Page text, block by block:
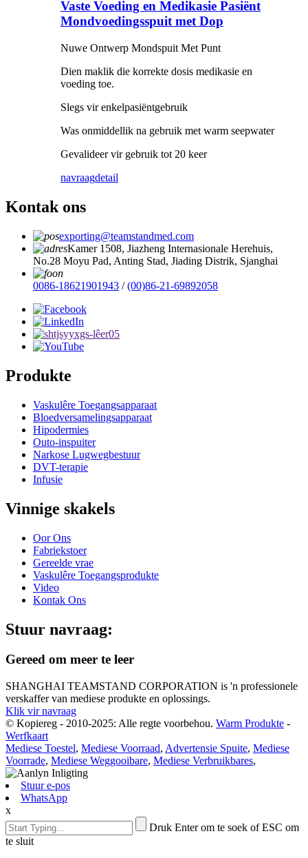
Vaste Voeding en Medikasie Pasiënt
Mondvoedingsspuit met Dop
Nuwe Ontwerp Mondspuit Met Punt
Dien maklik die korrekte dosis medikasie en
voeding toe.
Slegs vir enkelpasiëntgebruik
Was onmiddellik na gebruik met warm seepwater
Gevalideer vir gebruik tot 20 keer
navraagdetail
Kontak ons
exporting@teamstandmed.com
Kamer 1508, Jiazheng Internasionale Herehuis,
No.28 Moyu Pad, Anting Stad, Jiading Distrik, Sjanghai
0086-18621901943 /(00)86-21-69892058
Produkte
Vaskulêre Toegangsapparaat
Bloedversamelingsapparaat
Hipodermies
Outo-inspuiter
Narkose Lugwegbestuur
DVT-terapie
Infusie
Vinnige skakels
Oor Ons
Fabriekstoer
Gereelde vrae
Vaskulêre Toegangsprodukte
Video
Kontak Ons
Stuur navraag:
Gereed om meer te leer
SHANGHAI TEAMSTAND CORPORATION is 'n professionele
verskaffer van mediese produkte en oplossings.
Klik vir navraag
© Kopiereg - 2010-2025: Alle regte voorbehou. Warm Produkte -
Werfkaart
Mediese Toestel, Mediese Voorraad, Advertensie Spuite, Mediese
Voorrade, Mediese Weggooibare, Mediese Verbruikbares,
Stuur e-pos
WhatsApp
x
Druk Enter om te soek of ESC om
te sluit